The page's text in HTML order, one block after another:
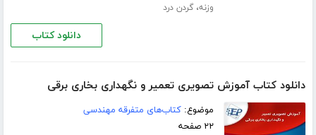
وزنه،گردن درد
دانلود کتاب
دانلود کتاب آموزش تصویری تعمیر و نگهداری بخاری برقی
موضوع:کتاب‌های متفرقه مهندسی
۲۲ صفحه